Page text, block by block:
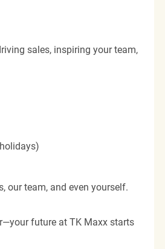
sales, inspiring your team,
our team, and even yourself.
future at TK Maxx starts